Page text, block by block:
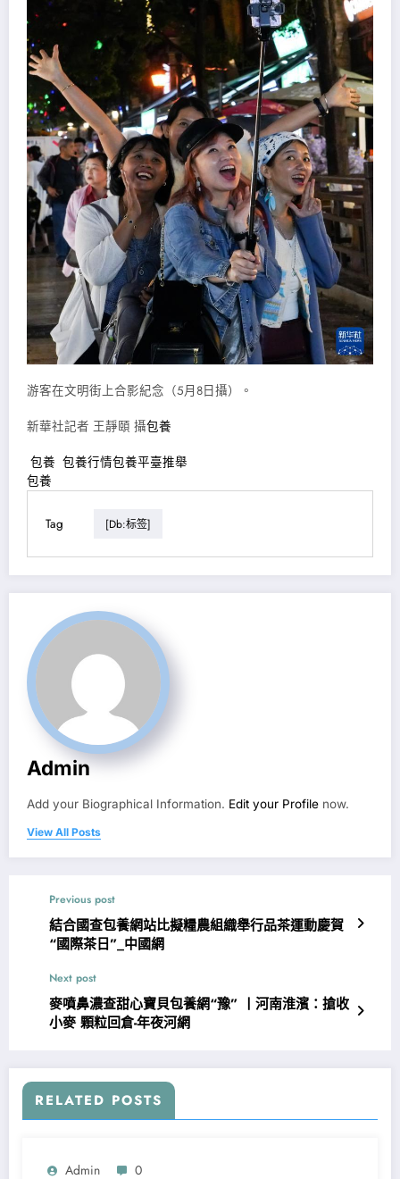
游客在文明街上合影紀念（5月8日攝）。
新華社記者 王靜頤 攝包養
包養 包養行情包養平臺推舉
包養
Tag [db:标签]
Admin
Add your Biographical Information. Edit your Profile now.
View All Posts
Previous post
結合國查包養網站比擬糧農組織舉行品茶運動慶賀
“國際茶日”_中國網
Next post
麥噴鼻濃查甜心寶貝包養網“豫” 丨河南淮濱：搶收
小麥 顆粒回倉-年夜河網
RELATED POSTS
Admin 0